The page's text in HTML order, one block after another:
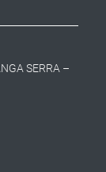
SERRA –